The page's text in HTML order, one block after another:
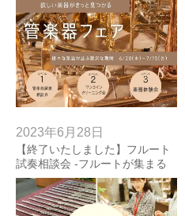
2023年6月28日
【終了いたしました】フルート
試奏相談会 -フルートが集まる
スペシャルウィーク-